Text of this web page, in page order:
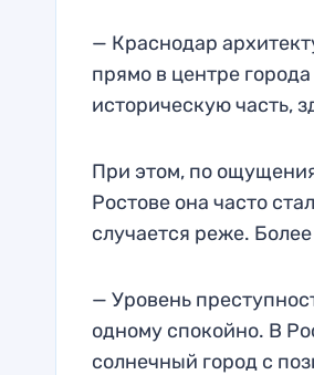
— Краснодар
прямо в центре
историческую часть,
При этом, по
Ростове она часто
случается реже.
— Уровень
одному спокойно. В
солнечный город с